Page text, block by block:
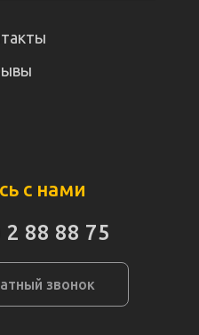
с нами
2 88 88 75
звонок